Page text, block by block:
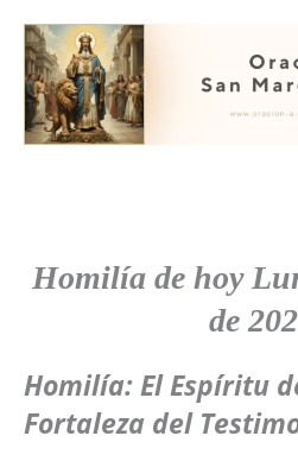
Homilía de hoy
de
Homilía: El Espíritu
Fortaleza del